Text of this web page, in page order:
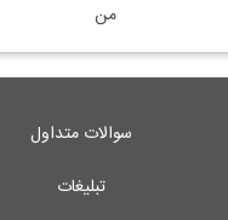
من
سوالات متداول
تبلیغات